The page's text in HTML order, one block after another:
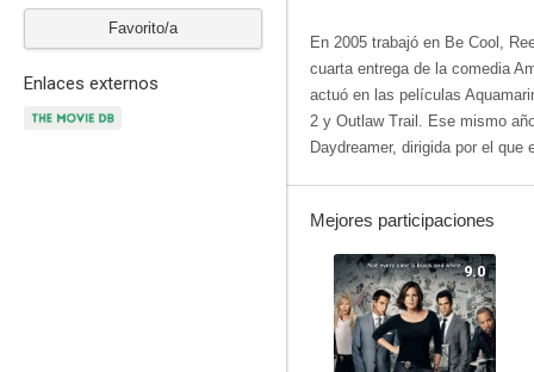
Favorito/a
Enlaces externos
En 2005 trabajó en Be Cool,
cuarta entrega de la comedia
actuó en las películas
2 y Outlaw Trail. Ese mismo
Daydreamer, dirigida por el que
Mejores participaciones
9.0